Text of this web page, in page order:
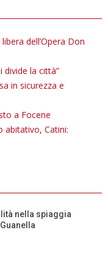
dell’Opera Don
divide la città”
in sicurezza e
a Focene
abitativo, Catini:
nella spiaggia